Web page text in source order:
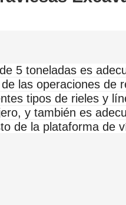
5 toneladas es
las operaciones de
tipos de rieles y
y también es
de la plataforma de